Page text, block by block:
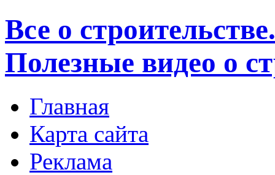
Все о
Полезные видео о
Главная
Карта сайта
Реклама